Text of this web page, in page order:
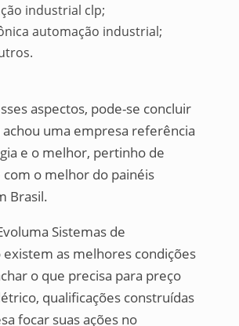
industrial clp;
automação industrial;
aspectos, pode-se concluir
achou uma empresa referência
e o melhor, pertinho de
com o melhor do painéis
Brasil.
Sistemas de
as melhores condições
o que precisa para preço
qualificações construídas
focar suas ações no